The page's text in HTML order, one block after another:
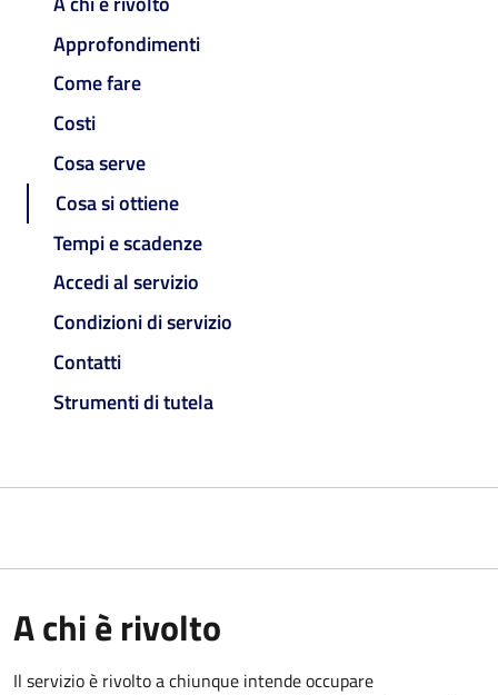
Approfondimenti
Come fare
Costi
Cosa serve
Cosa si ottiene
Tempi e scadenze
Accedi al servizio
Condizioni di servizio
Contatti
Strumenti di tutela
A chi è rivolto
Il servizio è rivolto a chiunque intende occupare